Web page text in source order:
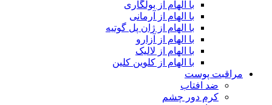
با الهام از بولگاری
با الهام از آرمانی
با الهام از ژان پل گوتیه
با الهام از آزارو
با الهام از لالیک
با الهام از کلوین کلین
مراقبت پوست
ضد افتاب
کرم دور چشم